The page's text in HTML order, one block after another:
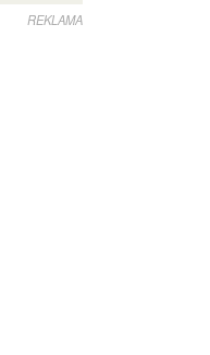
REKLAMA